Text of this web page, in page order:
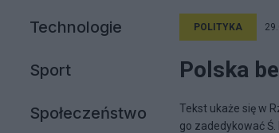
Technologie
Sport
Społeczeństwo
POLITYKA
Polska
Tekst ukaże się w
go zadedykować